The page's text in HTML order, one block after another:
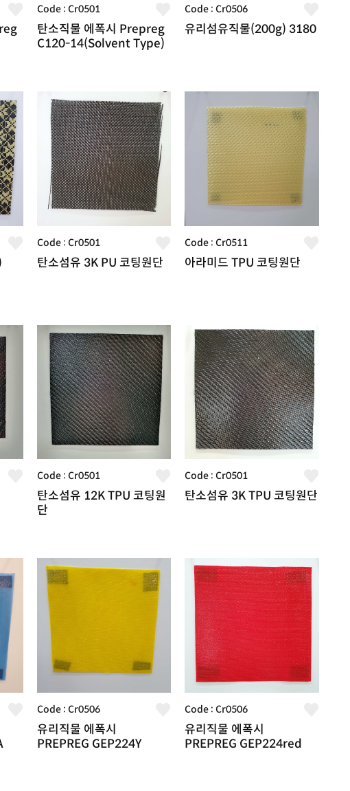
Code : Cr0501
탄소직물 에폭시 Prepreg
C120-14(Solvent Type)
Code : Cr0506
유리섬유직물(200g) 3180
Code : Cr0501
탄소섬유 3K PU 코팅원단
Code : Cr0511
아라미드 TPU 코팅원단
Code : Cr0501
탄소섬유 12K TPU 코팅원
단
Code : Cr0501
탄소섬유 3K TPU 코팅원단
Code : Cr0506
유리직물 에폭시
PREPREG GEP224Y
Code : Cr0506
유리직물 에폭시
PREPREG GEP224red